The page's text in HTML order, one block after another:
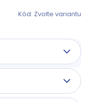
Kód: Zvolte variantu